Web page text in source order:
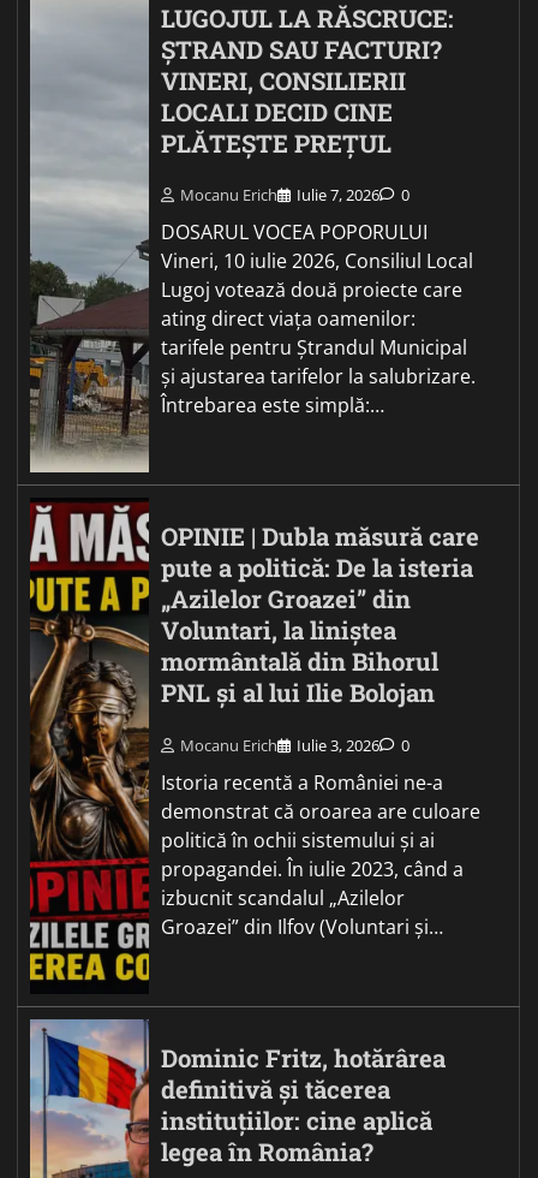
LUGOJUL LA RĂSCRUCE:
ȘTRAND SAU FACTURI?
VINERI, CONSILIERII
LOCALI DECID CINE
PLĂTEȘTE PREȚUL
Mocanu Erich Iulie 7, 2026 0
DOSARUL VOCEA POPORULUI
Vineri, 10 iulie 2026, Consiliul Local
Lugoj votează două proiecte care
ating direct viața oamenilor:
tarifele pentru Ștrandul Municipal
și ajustarea tarifelor la salubrizare.
Întrebarea este simplă:…
OPINIE | Dubla măsură care
pute a politică: De la isteria
„Azilelor Groazei” din
Voluntari, la liniștea
mormântală din Bihorul
PNL și al lui Ilie Bolojan
Mocanu Erich Iulie 3, 2026 0
Istoria recentă a României ne-a
demonstrat că oroarea are culoare
politică în ochii sistemului și ai
propagandei. În iulie 2023, când a
izbucnit scandalul „Azilelor
Groazei” din Ilfov (Voluntari și…
Dominic Fritz, hotărârea
definitivă și tăcerea
instituțiilor: cine aplică
legea în România?